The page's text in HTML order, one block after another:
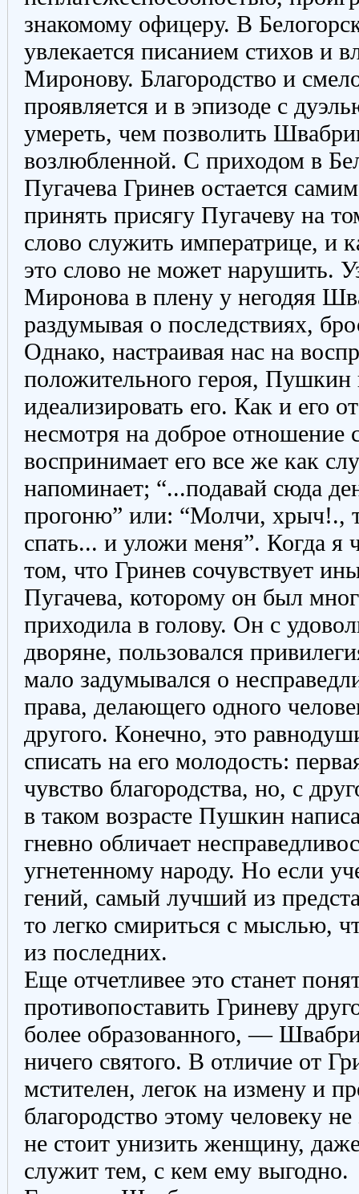
знакомому офицеру. В
увлекается писанием стихов и
Миронову. Благородство и
проявляется и в эпизоде с
умереть, чем позволить
возлюбленной. С приходом в
Пугачева Гринев остается
принять присягу Пугачеву на
слово служить императрице, и
это слово не может нарушить.
Миронова в плену у негодяя
раздумывая о последствиях,
Однако, настраивая нас на
положительного героя, Пушкин
идеализировать его. Как и его
несмотря на доброе отношение
воспринимает его все же как
напоминает; “...подавай сюда
прогоню” или: “Молчи, хрыч!.,
спать... и уложи меня”. Когда я
том, что Гринев сочувствует
Пугачева, которому он был
приходила в голову. Он с
дворяне, пользовался
мало задумывался о
права, делающего одного
другого. Конечно, это
списать на его молодость:
чувство благородства, но, с
в таком возрасте Пушкин
гневно обличает
угнетенному народу. Но если
гений, самый лучший из
то легко смириться с мыслью,
из последних.
Еще отчетливее это станет
противопоставить Гриневу
более образованного, —
ничего святого. В отличие от
мстителен, легок на измену и
благородство этому человеку
не стоит унизить женщину,
служит тем, с кем ему выгодно.